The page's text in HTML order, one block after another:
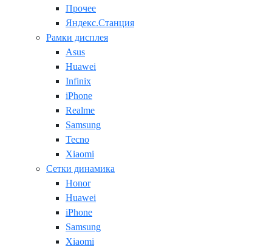
Прочее
Яндекс.Станция
Рамки дисплея
Asus
Huawei
Infinix
iPhone
Realme
Samsung
Tecno
Xiaomi
Сетки динамика
Honor
Huawei
iPhone
Samsung
Xiaomi